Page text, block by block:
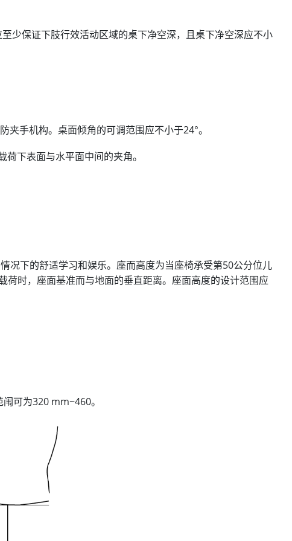
少保证下肢行效活动区域的桌下净空深，且桌下净空深应不小
手机构。桌面倾角的可调范围应不小于24°。
下表面与水平面中间的夹角。
况下的舒适学习和娱乐。座而高度为当座椅承受第50公分位儿
荷时，座面基准而与地面的垂直距离。座面高度的设计范围应
可为320 mm~460。